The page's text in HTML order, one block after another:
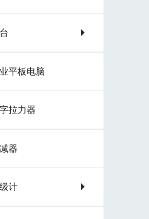
平板电脑
拉力器
器
计